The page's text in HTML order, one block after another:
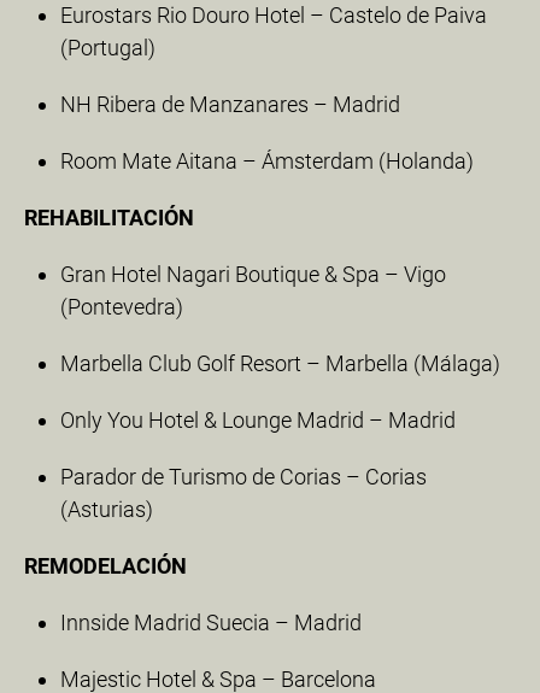
Eurostars Rio Douro Hotel – Castelo de Paiva
(Portugal)
NH Ribera de Manzanares – Madrid
Room Mate Aitana – Ámsterdam (Holanda)
REHABILITACIÓN
Gran Hotel Nagari Boutique & Spa – Vigo
(Pontevedra)
Marbella Club Golf Resort – Marbella (Málaga)
Only You Hotel & Lounge Madrid – Madrid
Parador de Turismo de Corias – Corias
(Asturias)
REMODELACIÓN
Innside Madrid Suecia – Madrid
Majestic Hotel & Spa – Barcelona